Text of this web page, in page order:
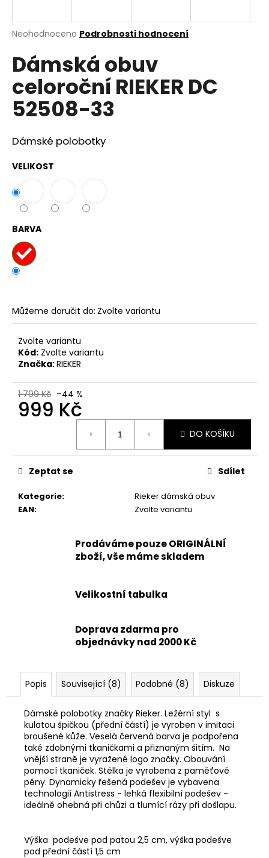
Průměrné
produktu
je
z
5
hvězdiček.
Neohodnoceno Podrobnosti hodnocení
Dámská obuv
celoroční RIEKER DC
52508-33
Dámské polobotky
VELIKOST
BARVA
Můžeme doručit do: Zvolte variantu
Zvolte variantu
Kód: Zvolte variantu
Značka:RIEKER
1 799 Kč –44 %
999 Kč
DO KOŠÍKU
Kategorie:
Rieker dámská obuv
EAN: Zvolte variantu
Zeptat se Sdílet
Prodáváme pouze ORIGINÁLNÍ
zboží, vše máme skladem
Velikostní tabulka
Doprava zdarma pro
objednávky nad 2000 Kč
Popis Související (8) Podobné (8) Diskuze
Dámské polobotky značky Rieker. Ležérní styl s
kulatou špičkou (přední částí) je vyroben v imitaci
broušené kůže. Veselá červená barva je podpořena
také zdobnými tkaničkami a přiznaným šitím. Na
vnější straně je vyražené logo značky. Obouvání
pomocí tkaniček. Stélka je vyrobena z paměťové
pěny. Dynamicky řešená podešev je vybavena
technologií Antistress - lehká flexibilní podešev -
ideálně ohebná při chůzi a tlumící rázy při došlapu.
Výška podešve pod patou 2,5 cm, výška podešve
pod přední částí 1,5 cm
j
t
?
D
o
r
u
č
e
m
e
SANDÁLY
KEEN
NEWPORT
BISON
Původně:
799
Kč